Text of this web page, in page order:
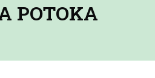
POTOKA